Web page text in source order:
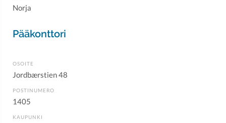
Norja
Pääkonttori
OSOITE
Jordbærstien 48
POSTINUMERO
1405
KAUPUNKI